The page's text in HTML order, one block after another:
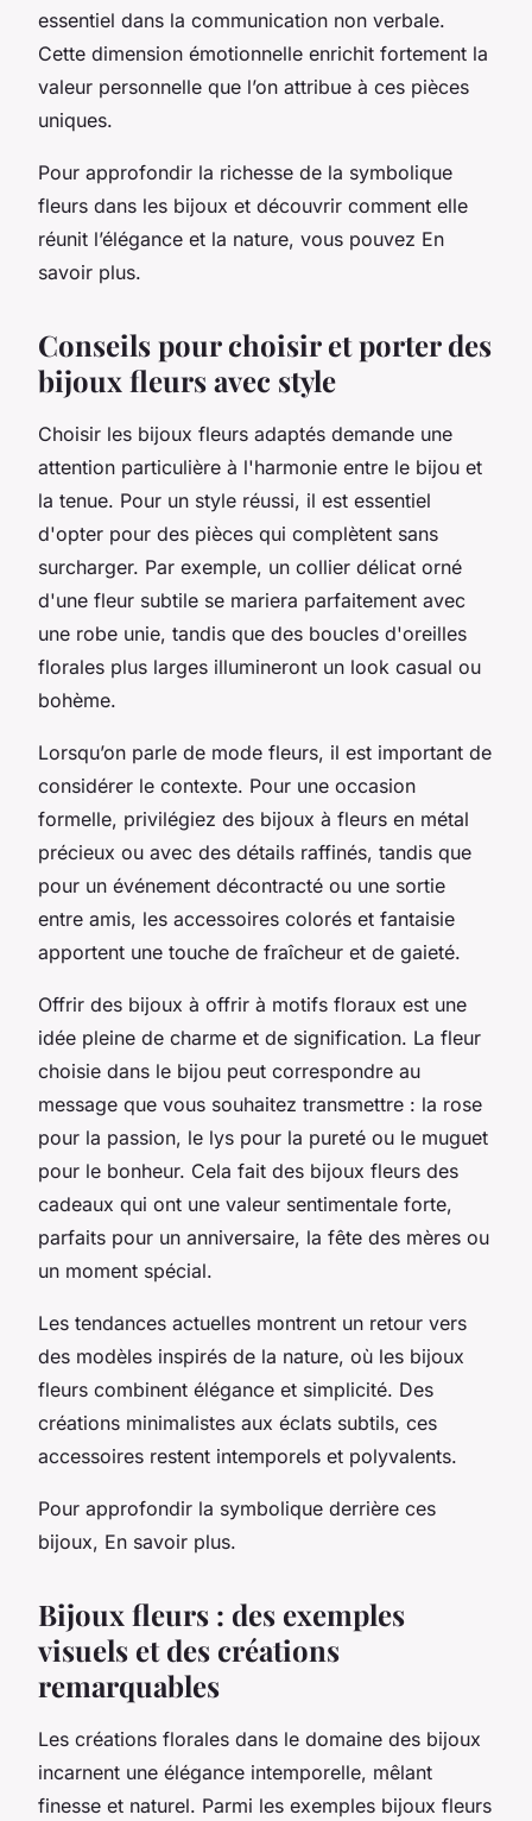
essentiel dans la communication non verbale.
Cette dimension émotionnelle enrichit fortement la
valeur personnelle que l’on attribue à ces pièces
uniques.
Pour approfondir la richesse de la symbolique
fleurs dans les bijoux et découvrir comment elle
réunit l’élégance et la nature, vous pouvez En
savoir plus.
Conseils pour choisir et porter des
bijoux fleurs avec style
Choisir les bijoux fleurs adaptés demande une
attention particulière à l'harmonie entre le bijou et
la tenue. Pour un style réussi, il est essentiel
d'opter pour des pièces qui complètent sans
surcharger. Par exemple, un collier délicat orné
d'une fleur subtile se mariera parfaitement avec
une robe unie, tandis que des boucles d'oreilles
florales plus larges illumineront un look casual ou
bohème.
Lorsqu’on parle de mode fleurs, il est important de
considérer le contexte. Pour une occasion
formelle, privilégiez des bijoux à fleurs en métal
précieux ou avec des détails raffinés, tandis que
pour un événement décontracté ou une sortie
entre amis, les accessoires colorés et fantaisie
apportent une touche de fraîcheur et de gaieté.
Offrir des bijoux à offrir à motifs floraux est une
idée pleine de charme et de signification. La fleur
choisie dans le bijou peut correspondre au
message que vous souhaitez transmettre : la rose
pour la passion, le lys pour la pureté ou le muguet
pour le bonheur. Cela fait des bijoux fleurs des
cadeaux qui ont une valeur sentimentale forte,
parfaits pour un anniversaire, la fête des mères ou
un moment spécial.
Les tendances actuelles montrent un retour vers
des modèles inspirés de la nature, où les bijoux
fleurs combinent élégance et simplicité. Des
créations minimalistes aux éclats subtils, ces
accessoires restent intemporels et polyvalents.
Pour approfondir la symbolique derrière ces
bijoux, En savoir plus.
Bijoux fleurs : des exemples
visuels et des créations
remarquables
Les créations florales dans le domaine des bijoux
incarnent une élégance intemporelle, mêlant
finesse et naturel. Parmi les exemples bijoux fleurs